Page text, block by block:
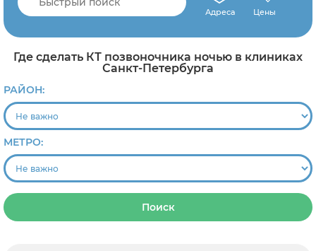
Адреса Цены
Где сделать КТ позвоночника ночью в клиниках
Санкт-Петербурга
РАЙОН:
МЕТРО:
Поиск